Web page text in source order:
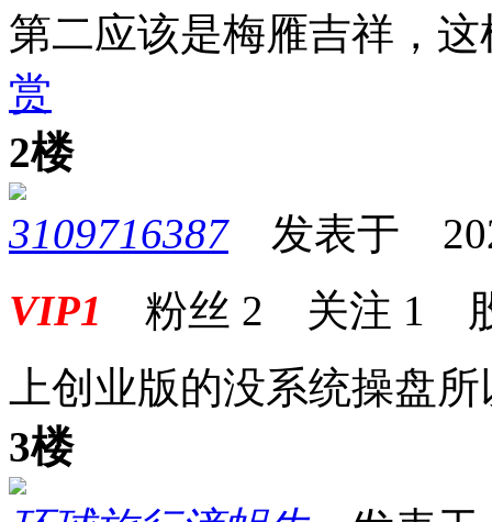
第二应该是梅雁吉祥，
赏
2楼
3109716387发表于
VIP1 粉丝 2 关注 1
上创业版的没系统操盘
3楼